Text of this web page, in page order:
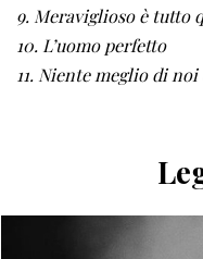
9. Meraviglioso è tutto
10. L’uomo perfetto
11. Niente meglio di noi